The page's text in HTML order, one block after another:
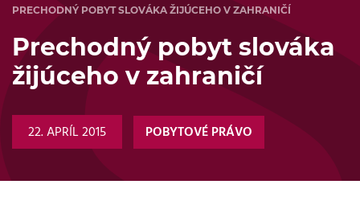
PRECHODNÝ POBYT SLOVÁKA ŽIJÚCEHO V ZAHRANIČÍ
Prechodný pobyt slováka
žijúceho v zahraničí
22. APRÍL 2015 POBYTOVÉ PRÁVO